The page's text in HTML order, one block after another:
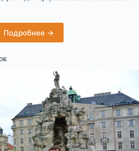
Подробнее →